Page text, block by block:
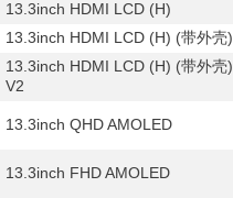
13.3inch HDMI LCD (H)
13.3inch HDMI LCD (H) (带外壳)
13.3inch HDMI LCD (H) (带外壳)
V2
13.3inch QHD AMOLED
13.3inch FHD AMOLED